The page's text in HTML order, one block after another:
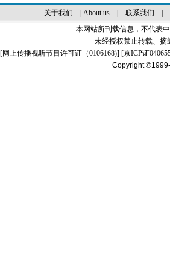
关于我们 About us| 联系我们
本网站所刊载信息，不代表
未经授权禁止转载、摘
[网上传播视听节目许可证（0106168)] [京ICP证
Copyright